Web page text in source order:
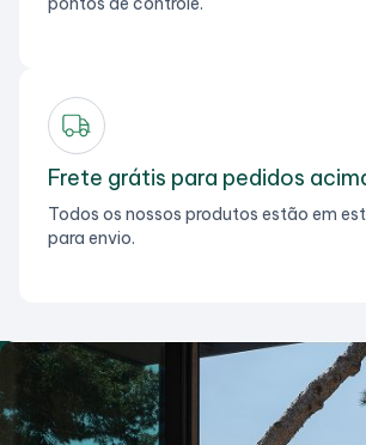
Frete grátis para pedidos
Todos os nossos produtos estão em
para envio.